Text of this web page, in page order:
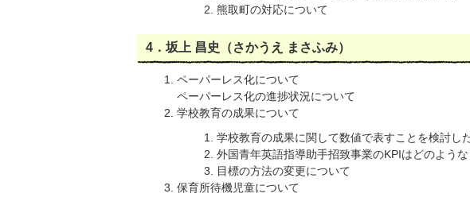
熊取町の対応について
4．坂上 昌史（さかうえ まさふみ）
ペーパーレス化について
ペーパーレス化の進捗状況について
学校教育の成果について
学校教育の成果に関して数値で表すことを検討し
外国青年英語指導助手招致事業のKPIはどのよう
目標の方法の変更について
保育所待機児童について